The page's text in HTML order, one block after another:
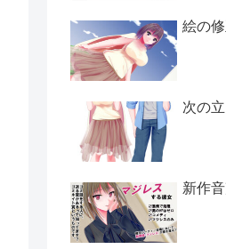
絵の
次の
新作